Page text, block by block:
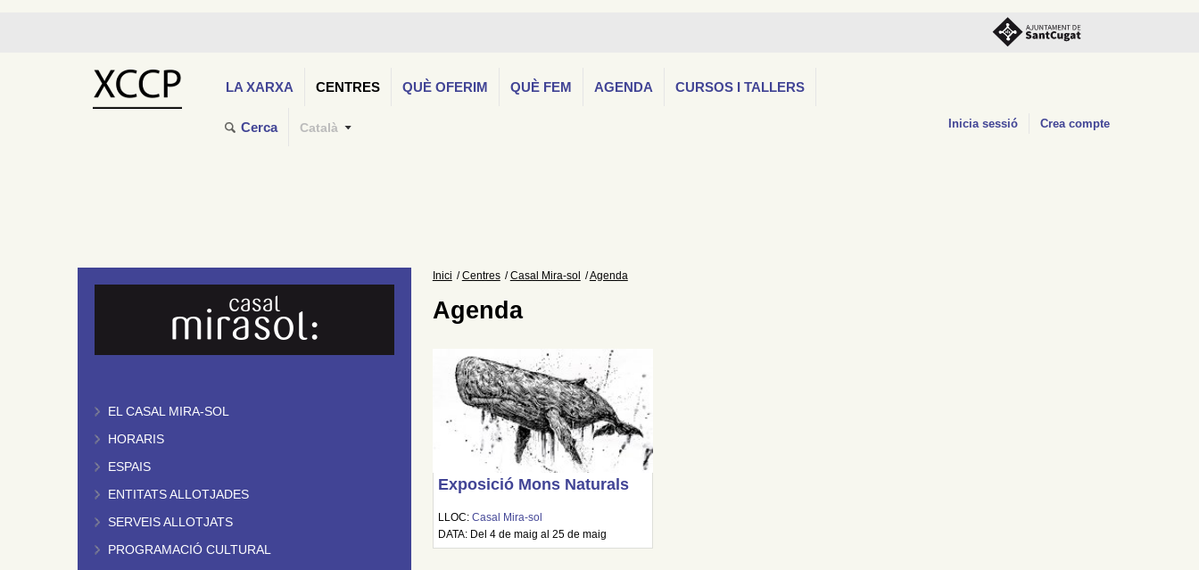
LA XARXA CENTRES QUÈ OFERIM QUÈ FEM AGENDA CURSOS I TALLERS
Cerca Català Inicia sessió Crea compte
EL CASAL MIRA-SOL
HORARIS
ESPAIS
ENTITATS ALLOTJADES
SERVEIS ALLOTJATS
PROGRAMACIÓ CULTURAL
Inici Centres Casal Mira-sol Agenda
Agenda
Exposició Mons Naturals
LLOC: Casal Mira-sol
DATA: Del 4 de maig al 25 de maig